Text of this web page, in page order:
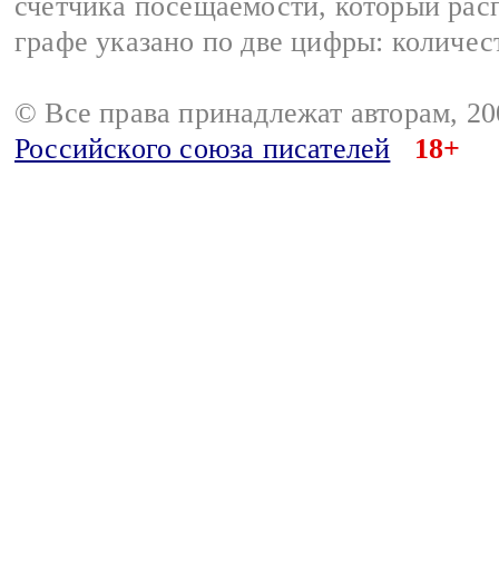
графе указано по две цифры:
© Все права принадлежат авторам,
Российского союза писателей
18+